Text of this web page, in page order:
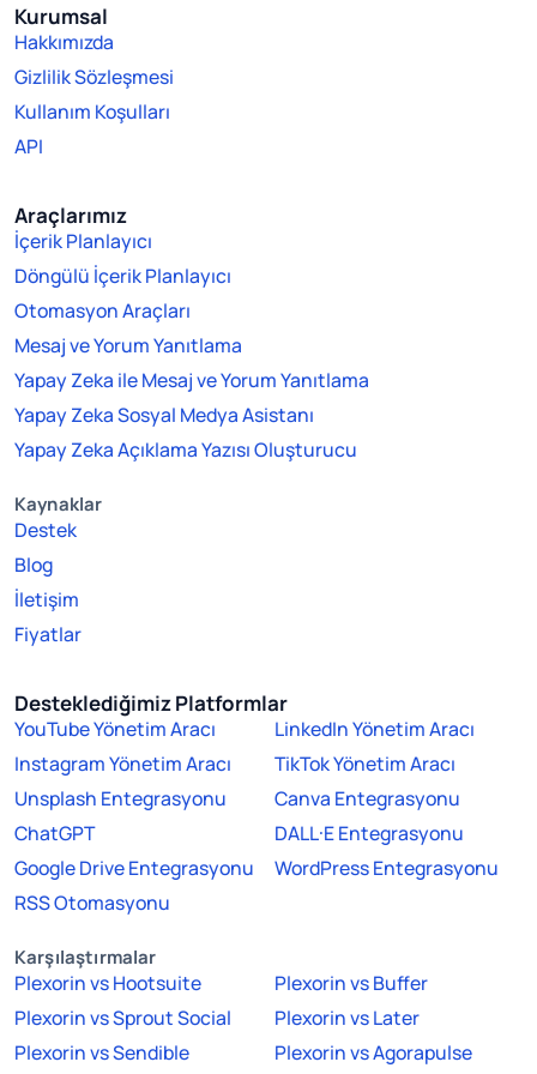
Kurumsal
Hakkımızda
Gizlilik Sözleşmesi
Kullanım Koşulları
API
Araçlarımız
İçerik Planlayıcı
Döngülü İçerik Planlayıcı
Otomasyon Araçları
Mesaj ve Yorum Yanıtlama
Yapay Zeka ile Mesaj ve Yorum Yanıtlama
Yapay Zeka Sosyal Medya Asistanı
Yapay Zeka Açıklama Yazısı Oluşturucu
Kaynaklar
Destek
Blog
İletişim
Fiyatlar
Desteklediğimiz Platformlar
YouTube Yönetim Aracı
LinkedIn Yönetim Aracı
Instagram Yönetim Aracı
TikTok Yönetim Aracı
Unsplash Entegrasyonu
Canva Entegrasyonu
ChatGPT
DALL·E Entegrasyonu
Google Drive Entegrasyonu
WordPress Entegrasyonu
RSS Otomasyonu
Karşılaştırmalar
Plexorin vs Hootsuite
Plexorin vs Buffer
Plexorin vs Sprout Social
Plexorin vs Later
Plexorin vs Sendible
Plexorin vs Agorapulse